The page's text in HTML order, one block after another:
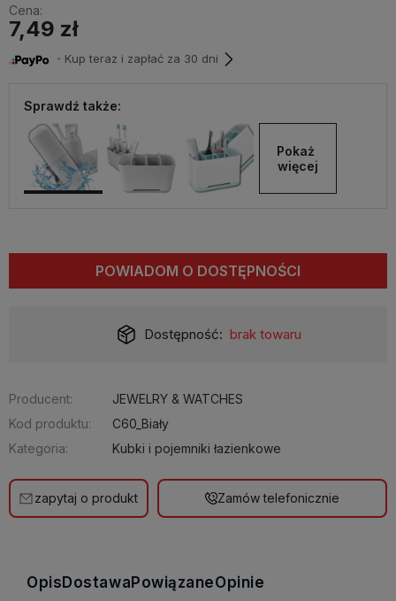
Cena:
7,49 zł
・Kup teraz i zapłać za 30 dni
Sprawdź także:
Pokaż
więcej
POWIADOM O DOSTĘPNOŚCI
Dostępność: brak towaru
Producent:
JEWELRY & WATCHES
Kod produktu:
C60_Biały
Kategoria:
Kubki i pojemniki łazienkowe
zapytaj o produkt Zamów telefonicznie
Opis Dostawa PowiązaneOpinie